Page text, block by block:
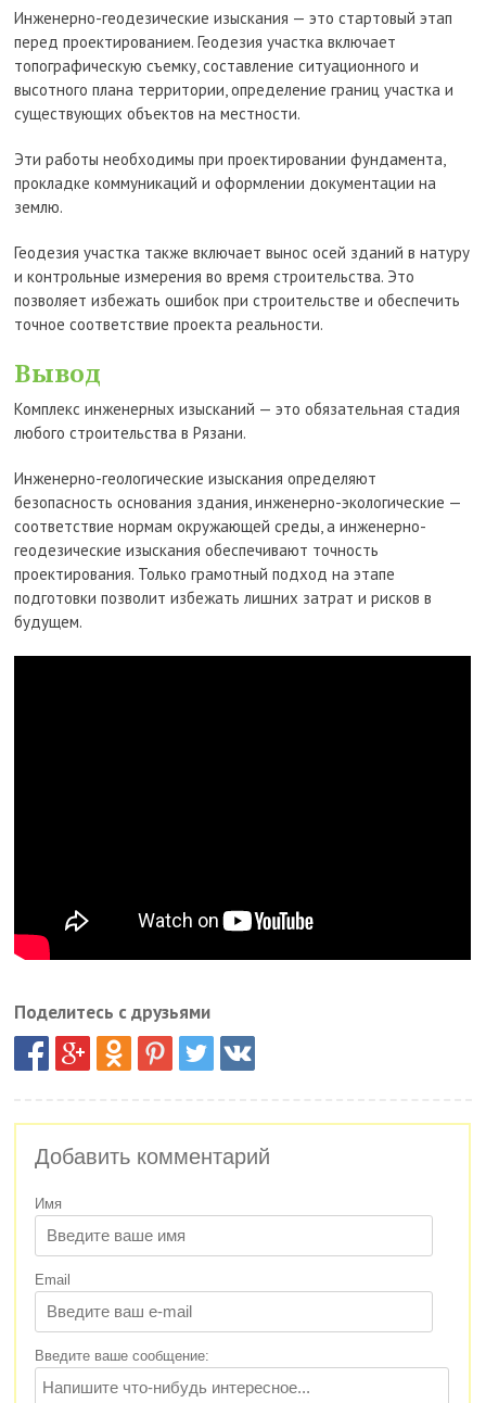
Инженерно-геодезические изыскания — это стартовый этап
перед проектированием. Геодезия участка включает
топографическую съемку, составление ситуационного и
высотного плана территории, определение границ участка и
существующих объектов на местности.
Эти работы необходимы при проектировании фундамента,
прокладке коммуникаций и оформлении документации на
землю.
Геодезия участка также включает вынос осей зданий в натуру
и контрольные измерения во время строительства. Это
позволяет избежать ошибок при строительстве и обеспечить
точное соответствие проекта реальности.
Вывод
Комплекс инженерных изысканий — это обязательная стадия
любого строительства в Рязани.
Инженерно-геологические изыскания определяют
безопасность основания здания, инженерно-экологические —
соответствие нормам окружающей среды, а инженерно-
геодезические изыскания обеспечивают точность
проектирования. Только грамотный подход на этапе
подготовки позволит избежать лишних затрат и рисков в
будущем.
Поделитесь с друзьями
Добавить комментарий
Имя
Email
Введите ваше сообщение: